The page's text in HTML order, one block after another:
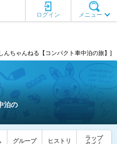
メニュー
ログイン
んちゃんねる【コンパクト車中泊の旅】]
泊の
グループ ヒストリ
ラップ